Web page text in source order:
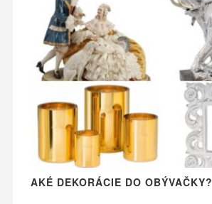
AKÉ DEKORÁCIE DO OBÝVAČKY?